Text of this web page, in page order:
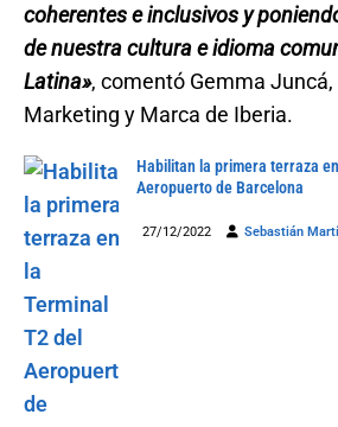
coherentes e inclusivos y
de nuestra cultura e idioma
Latina», comentó Gemma
Marketing y Marca de Iberia.
Habilitan la primera terraza
Aeropuerto de Barcelona
27/12/2022 Sebastián